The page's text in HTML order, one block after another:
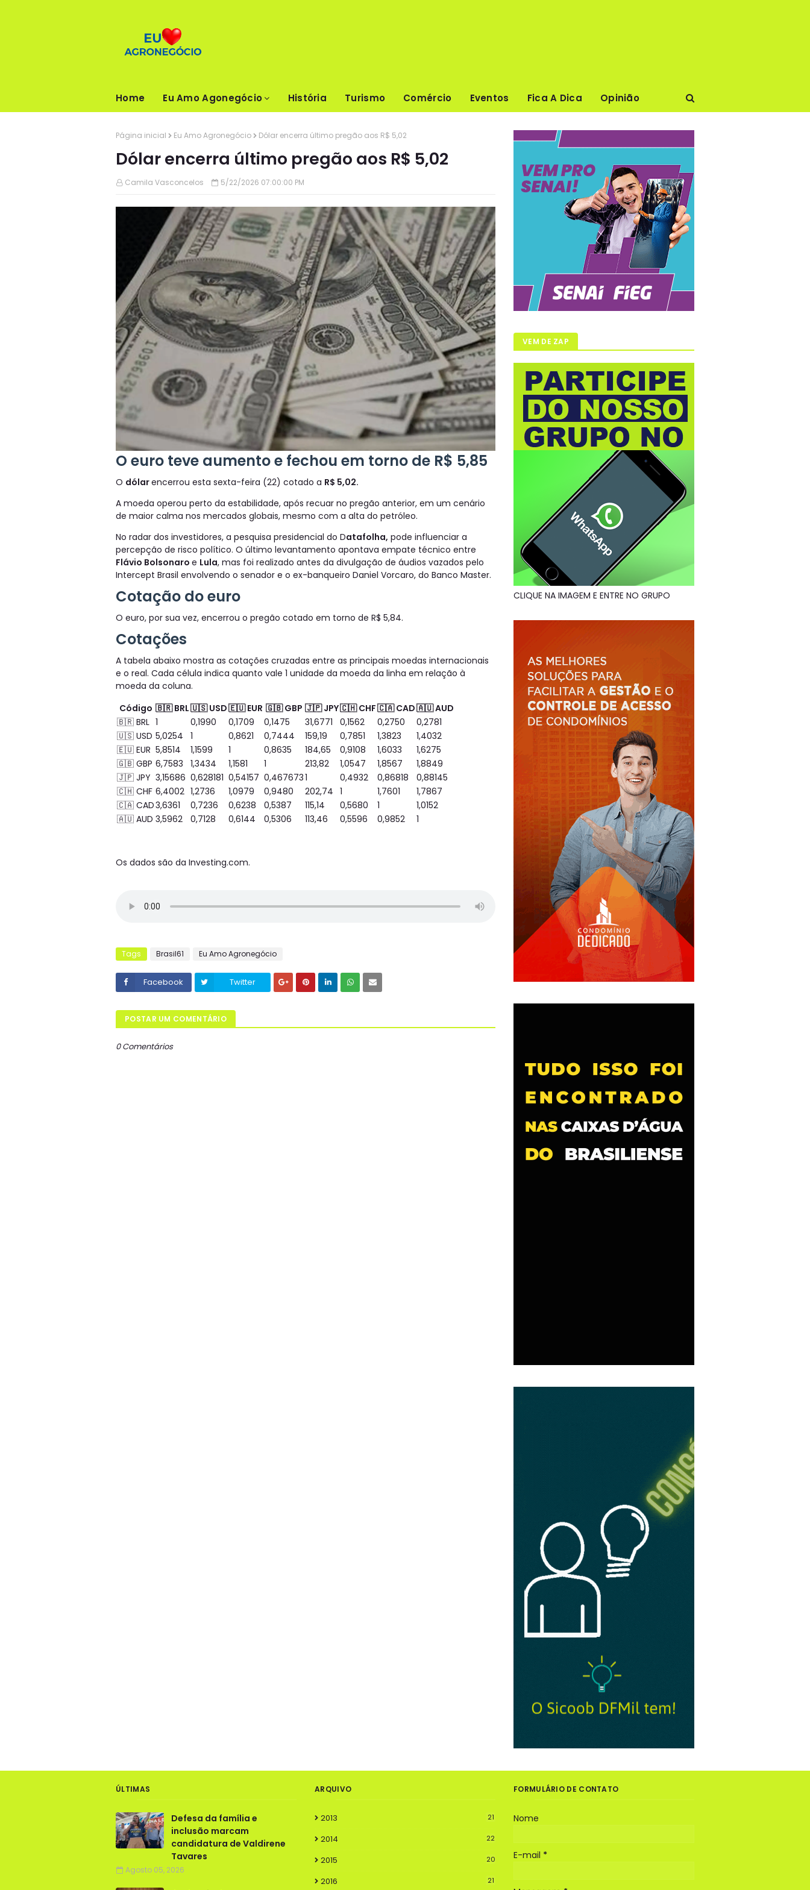
Home Eu Amo Agonegócio História Turismo Comércio Eventos Fica A Dica Opinião
Página inicial Eu Amo Agronegócio Dólar encerra último pregão aos R$ 5,02
Dólar encerra último pregão aos R$ 5,02
Camila Vasconcelos 5/22/2026 07:00:00 PM
O euro teve aumento e fechou em torno de R$ 5,85
O dólarencerrou esta sexta-feira (22) cotado a R$ 5,02.
A moeda operou perto da estabilidade, após recuar no pregão anterior, em um cenário
de maior calma nos mercados globais, mesmo com a alta do petróleo.
No radar dos investidores, a pesquisa presidencial do Datafolha, pode influenciar a
percepção de risco político. O último levantamento apontava empate técnico entre
Flávio Bolsonaro e Lula, mas foi realizado antes da divulgação de áudios vazados pelo
Intercept Brasil envolvendo o senador e o ex-banqueiro Daniel Vorcaro, do Banco Master.
Cotação do euro
O euro, por sua vez, encerrou o pregão cotado em torno de R$ 5,84.
Cotações
A tabela abaixo mostra as cotações cruzadas entre as principais moedas internacionais
e o real. Cada célula indica quanto vale 1 unidade da moeda da linha em relação à
moeda da coluna.
Código 🇧🇷 BRL🇺🇸 USD🇪🇺 EUR 🇬🇧 GBP 🇯🇵 JPY🇨🇭 CHF🇨🇦 CAD🇦🇺 AUD
🇧🇷 BRL 1 0,1990 0,1709 0,1475 31,6771 0,1562 0,2750
0,2781
🇺🇸 USD 5,0254 1 0,8621 0,7444 159,19 0,7851 1,3823
1,4032
🇪🇺 EUR 5,8514 1,1599 1 0,8635 184,65 0,9108 1,6033
1,6275
🇬🇧 GBP 6,7583 1,3434 1,1581 1 213,82 1,0547 1,8567
1,8849
🇯🇵 JPY 3,15686 0,628181 0,54157 0,4676731 0,4932 0,86818
0,88145
🇨🇭 CHF 6,4002 1,2736 1,0979 0,9480 202,74 1 1,7601
1,7867
🇨🇦 CAD3,6361 0,7236 0,6238 0,5387 115,14 0,5680 1
1,0152
🇦🇺 AUD 3,5962 0,7128 0,6144 0,5306 113,46 0,5596 0,9852 1
Os dados são da Investing.com.
Tags Brasil61 Eu Amo Agronegócio
Facebook Twitter
POSTAR UM COMENTÁRIO
0 Comentários
VEM DE ZAP
CLIQUE NA IMAGEM E ENTRE NO GRUPO
ÚLTIMAS
Defesa da família e
inclusão marcam
candidatura de Valdirene
Tavares
Agosto 05, 2026
ARQUIVO
2013 21
2014 22
2015 20
2016 21
FORMULÁRIO DE CONTATO
Nome
E-mail *